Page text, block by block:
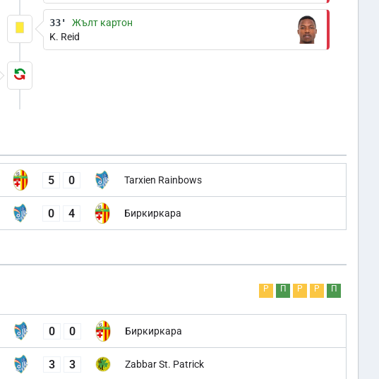
33'
Жълт картон
K. Reid
5 0 Tarxien Rainbows
0 4 Биркиркара
Р П Р Р П
0 0 Биркиркара
3 3 Zabbar St. Patrick